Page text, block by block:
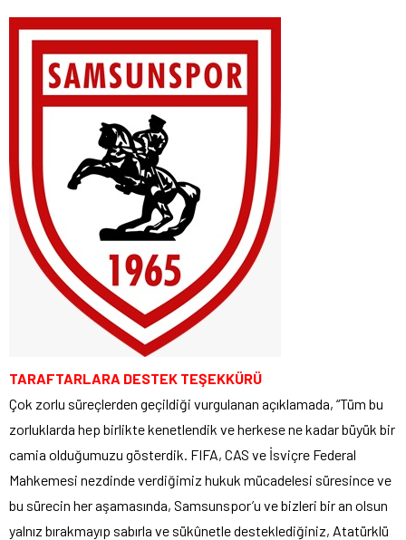
TARAFTARLARA DESTEK TEŞEKKÜRÜ
Çok zorlu süreçlerden geçildiği vurgulanan açıklamada, “Tüm bu
zorluklarda hep birlikte kenetlendik ve herkese ne kadar büyük bir
camia olduğumuzu gösterdik. FIFA, CAS ve İsviçre Federal
Mahkemesi nezdinde verdiğimiz hukuk mücadelesi süresince ve
bu sürecin her aşamasında, Samsunspor’u ve bizleri bir an olsun
yalnız bırakmayıp sabırla ve sükûnetle desteklediğiniz, Atatürklü